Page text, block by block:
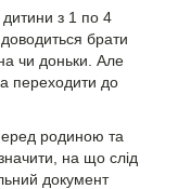
з 1 по 4
брати
чи доньки. Але
переходити до
родиною та
на що слід
документ